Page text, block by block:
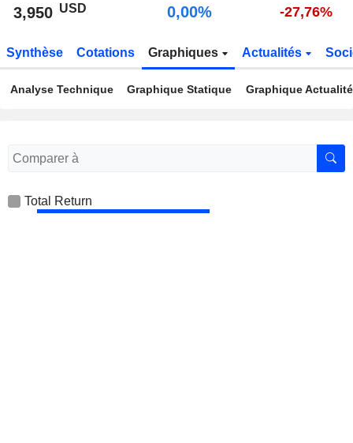
3,950 USD 0,00% -27,76%
Synthèse Cotations Graphiques Actualités
Analyse Technique Graphique Statique Graphique
Total Return